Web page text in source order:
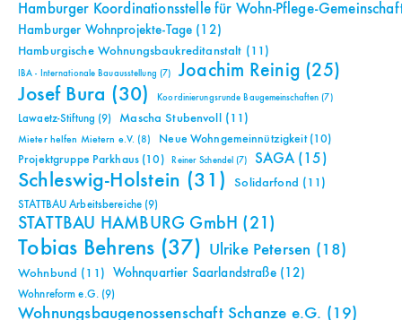
Hamburger Koordinationsstelle für Wohn-Pflege-
Hamburger Wohnprojekte-Tage (12)
Hamburgische Wohnungsbaukreditanstalt (11)
IBA - Internationale Bauausstellung (7) Joachim Reinig (25)
Josef Bura (30) Koordinierungsrunde Baugemeinschaften (7)
Lawaetz-Stiftung (9) Mascha Stubenvoll (11)
Mieter helfen Mietern e.V. (8) Neue Wohngemeinnützigkeit(10)
Projektgruppe Parkhaus (10) Reiner Schendel (7) SAGA(15)
Schleswig-Holstein (31) Solidarfond (11)
STATTBAU Arbeitsbereiche (9)
STATTBAU HAMBURG GmbH (21)
Tobias Behrens (37) Ulrike Petersen (18)
Wohnbund (11) Wohnquartier Saarlandstraße(12)
Wohnreform e.G.(9)
Wohnungsbaugenossenschaft Schanze e.G. (19)